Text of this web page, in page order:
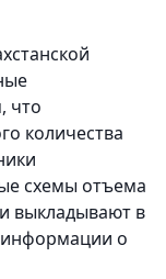
что
количества
схемы отъема
выкладывают в
информации о